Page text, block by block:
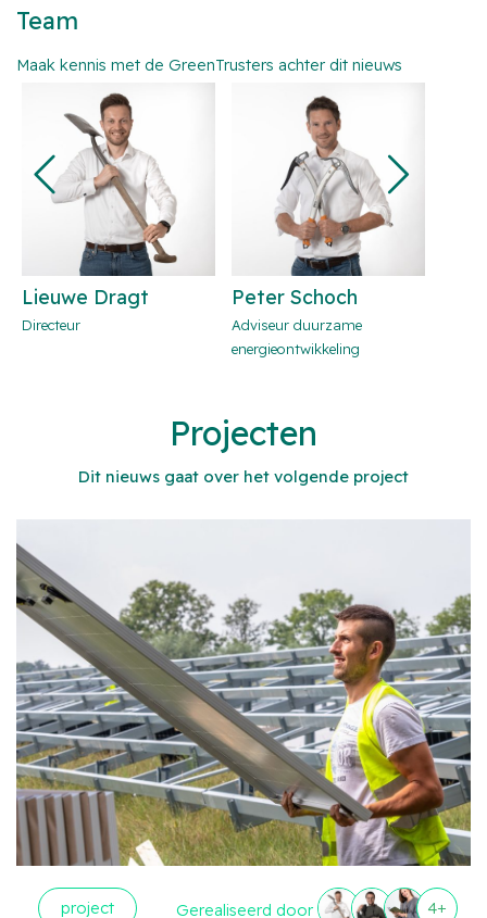
Team
Maak kennis met de GreenTrusters achter dit nieuws
Lieuwe Dragt
Directeur
Peter Schoch
Adviseur duurzame
energieontwikkeling
Projecten
Dit nieuws gaat over het volgende project
project Gerealiseerd door 4+